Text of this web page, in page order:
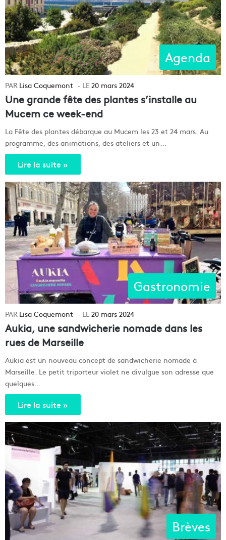
Agenda
Lisa Coquemont 20 mars 2024
Une grande fête des plantes s’installe au
Mucem ce week-end
La Fête des plantes débarque au Mucem les 23 et 24 mars. Au
programme, des animations, des ateliers et un…
Lire la suite »
Gastronomie
Lisa Coquemont 20 mars 2024
Aukia, une sandwicherie nomade dans les
rues de Marseille
Aukia est un nouveau concept de sandwicherie nomade à
Marseille. Le petit triporteur violet ne divulgue son adresse que
quelques…
Lire la suite »
Brèves